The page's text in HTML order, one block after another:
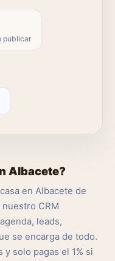
publicar
Albacete?
en Albacete de
nuestro CRM
leads,
se encarga de todo.
y solo pagas el 1% si